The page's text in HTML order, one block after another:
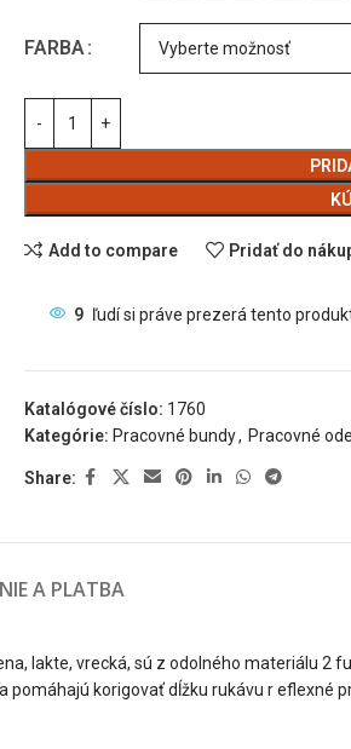
FARBA
Add to compare Pridať do
9 ľudí si práve prezerá tento
Katalógové číslo: 1760
Kategórie: Pracovné bundy, Pracovné
Share:
A PLATBA
lakte, vrecká, sú z odolného materiálu 2
korigovať dĺžku rukávu r eflexné